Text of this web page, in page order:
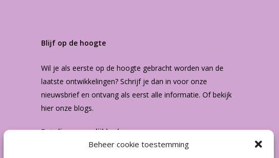
Beheer cookie toestemming
Blijf op de hoogte
Wil je als eerste op de hoogte gebracht worden van de
laatste ontwikkelingen? Schrijf je dan in voor onze
nieuwsbriefen ontvang als eerst alle informatie. Of bekijk
hier onzeblogs.
Betalingsmogelijkheden